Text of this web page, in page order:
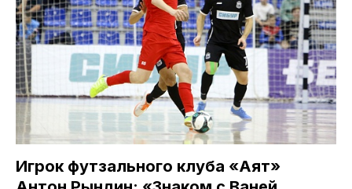
Игрок футзального клуба «Аят»